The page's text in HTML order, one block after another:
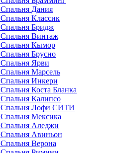
Спальня Дания
Спальня Классик
Спальня Бридж
Спальня Винтаж
Спальня Кымор
Спальня Брусно
Спальня Ярви
Спальня Марсель
Спальня Инкери
Спальня Коста Бланка
Спальня Калипсо
Спальня Лофи СИТИ
Спальня Мексика
Спальня Аледжи
Спальня Авиньон
Спальня Верона